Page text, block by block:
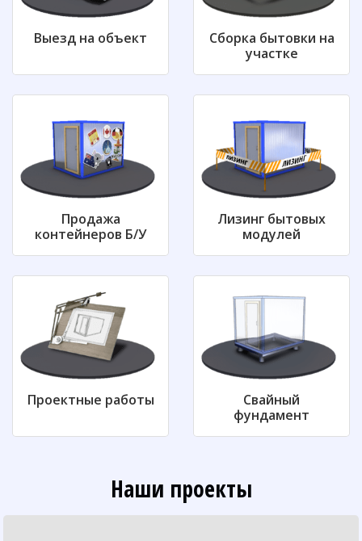
Выезд на объект
Сборка бытовки на
участке
Продажа
контейнеров Б/У
Лизинг бытовых
модулей
Проектные работы
Свайный
фундамент
Наши проекты